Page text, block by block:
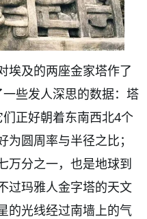
埃及的两座金家塔作了
些发人深思的数据：塔
正好朝着东南西北4个
圆周率与半径之比；
万分之一，也是地球到
过玛雅人金字塔的天文
的光线经过南墙上的气